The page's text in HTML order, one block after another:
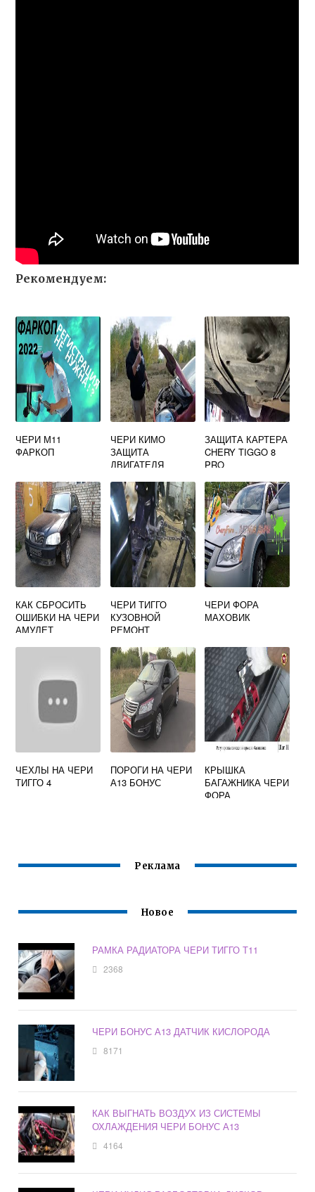
Рекомендуем:
ЧЕРИ М11
ФАРКОП
ЧЕРИ КИМО
ЗАЩИТА
ДВИГАТЕЛЯ
ЗАЩИТА КАРТЕРА
CHERY TIGGO 8
PRO
КАК СБРОСИТЬ
ОШИБКИ НА ЧЕРИ
АМУЛЕТ
ЧЕРИ ТИГГО
КУЗОВНОЙ
РЕМОНТ
ЧЕРИ ФОРА
МАХОВИК
ЧЕХЛЫ НА ЧЕРИ
ТИГГО 4
ПОРОГИ НА ЧЕРИ
А13 БОНУС
КРЫШКА
БАГАЖНИКА ЧЕРИ
ФОРА
Реклама
Новое
РАМКА РАДИАТОРА ЧЕРИ ТИГГО Т11
2368
ЧЕРИ БОНУС А13 ДАТЧИК КИСЛОРОДА
8171
КАК ВЫГНАТЬ ВОЗДУХ ИЗ СИСТЕМЫ
ОХЛАЖДЕНИЯ ЧЕРИ БОНУС А13
4164